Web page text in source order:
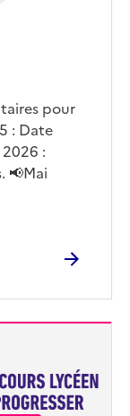
pour
: Date
:
📢Mai